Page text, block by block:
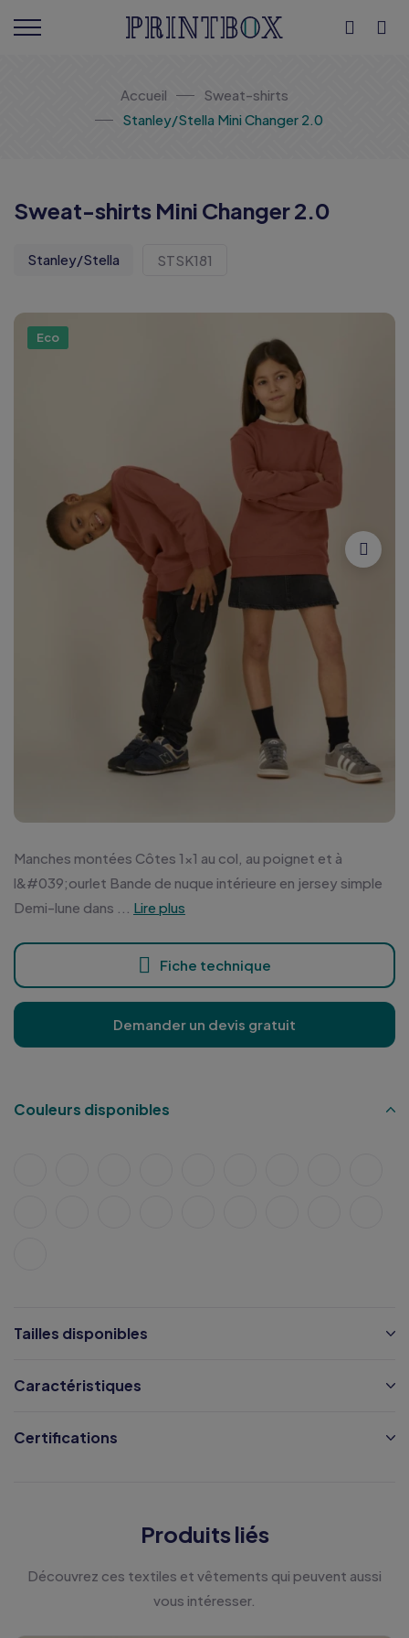
Accueil
Sweat-shirts
Stanley/Stella Mini Changer 2.0
Eco
Sweat-shirts Mini Changer 2.0
Stanley/Stella STSK181
Manches montées Côtes 1x1 au col, au poignet et à
l&#039;ourlet Bande de nuque intérieure en jersey simple
Demi-lune dans ...
Lire plus
Fiche technique
Demander un devis gratuit
Couleurs disponibles
Tailles disponibles
Caractéristiques
Certifications
Produits liés
Découvrez ces textiles et vêtements qui peuvent aussi
vous intéresser.